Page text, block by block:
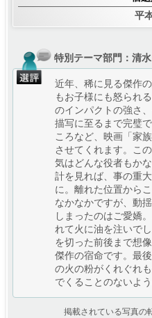
平
特別テーマ部門： 清
近年、稀に見る傑作
もお子様にも怒られ
のインパクトの強さ
描写に至るまで完璧
ころなど、映画「家
させてくれます。こ
気はどんな役者もか
計を見れば、事の重
に。離れた位置から
なかなかですが、動
しまったのはご愛嬌
れて火に油を注いで
を切った前後まで想
傑作の宿命です。最
の火の粉がくれぐれ
でくることのないよ
掲載されている写真の